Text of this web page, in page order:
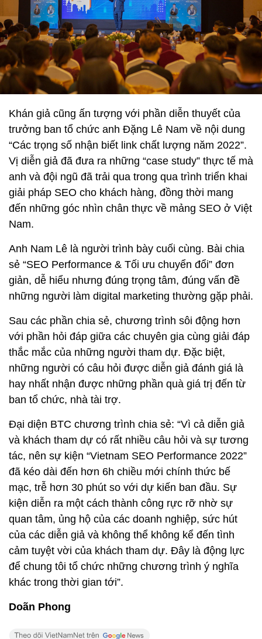
Khán giả cũng ấn tượng với phần diễn thuyết của
trưởng ban tổ chức anh Đặng Lê Nam về nội dung
“Các trọng số nhận biết link chất lượng năm 2022”.
Vị diễn giả đã đưa ra những “case study” thực tế mà
anh và đội ngũ đã trải qua trong qua trình triển khai
giải pháp SEO cho khách hàng, đồng thời mang
đến những góc nhìn chân thực về mảng SEO ở Việt
Nam.
Anh Nam Lê là người trình bày cuối cùng. Bài chia
sẻ “SEO Performance & Tối ưu chuyển đổi” đơn
giản, dễ hiểu nhưng đúng trọng tâm, đúng vấn đề
những người làm digital marketing thường gặp phải.
Sau các phần chia sẻ, chương trình sôi động hơn
với phần hỏi đáp giữa các chuyên gia cùng giải đáp
thắc mắc của những người tham dự. Đặc biệt,
những người có câu hỏi được diễn giả đánh giá là
hay nhất nhận được những phần quà giá trị đến từ
ban tổ chức, nhà tài trợ.
Đại diện BTC chương trình chia sẻ: “Vì cả diễn giả
và khách tham dự có rất nhiều câu hỏi và sự tương
tác, nên sự kiện “Vietnam SEO Performance 2022”
đã kéo dài đến hơn 6h chiều mới chính thức bế
mạc, trễ hơn 30 phút so với dự kiến ban đầu. Sự
kiện diễn ra một cách thành công rực rỡ nhờ sự
quan tâm, ủng hộ của các doanh nghiệp, sức hút
của các diễn giả và không thể không kể đến tình
cảm tuyệt vời của khách tham dự. Đây là động lực
để chung tôi tổ chức những chương trình ý nghĩa
khác trong thời gian tới”.
Doãn Phong